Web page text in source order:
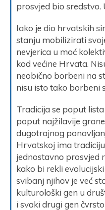
prosvjed bio sredstvo.
Iako je dio hrvatskih
stanju mobilizirati
nevjerica u moć
kod većine Hrvata.
neobično borbeni na
nisu isto tako borbeni
Tradicija se poput
poput najžilavije
dugotrajnog
Hrvatskoj ima
jednostavno prosvjed
kako bi rekli
svibanj njihov je već
kulturološki gen u
i svaki drugi gen